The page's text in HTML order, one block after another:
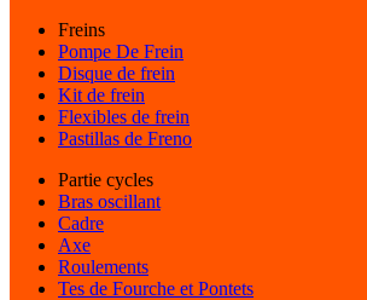
Freins
Pompe De Frein
Disque de frein
Kit de frein
Flexibles de frein
Pastillas de Freno
Partie cycles
Bras oscillant
Cadre
Axe
Roulements
Tes de Fourche et Pontets